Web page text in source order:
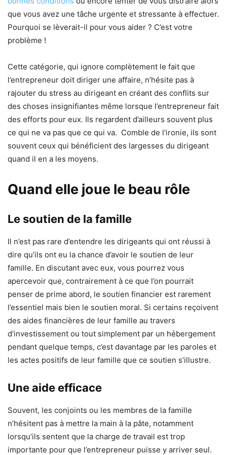
que vous avez une tâche urgente et stressante à effectuer.
Pourquoi se lèverait-il pour vous aider ? C’est votre
problème !
Cette catégorie, qui ignore complètement le fait que
l’entrepreneur doit diriger une affaire, n’hésite pas à
rajouter du stress au dirigeant en créant des conflits sur
des choses insignifiantes même lorsque l’entrepreneur fait
des efforts pour eux. Ils regardent d’ailleurs souvent plus
ce qui ne va pas que ce qui va. Comble de l’ironie, ils sont
souvent ceux qui bénéficient des largesses du dirigeant
quand il en a les moyens.
Quand elle joue le beau rôle
Le soutien de la famille
Il n’est pas rare d’entendre les dirigeants qui ont réussi à
dire qu’ils ont eu la chance d’avoir le soutien de leur
famille. En discutant avec eux, vous pourrez vous
apercevoir que, contrairement à ce que l’on pourrait
penser de prime abord, le soutien financier est rarement
l’essentiel mais bien le soutien moral. Si certains reçoivent
des aides financières de leur famille au travers
d’investissement ou tout simplement par un hébergement
pendant quelque temps, c’est davantage par les paroles et
les actes positifs de leur famille que ce soutien s’illustre.
Une aide efficace
Souvent, les conjoints ou les membres de la famille
n’hésitent pas à mettre la main à la pâte, notamment
lorsqu’ils sentent que la charge de travail est trop
importante pour que l’entrepreneur puisse y arriver seul.